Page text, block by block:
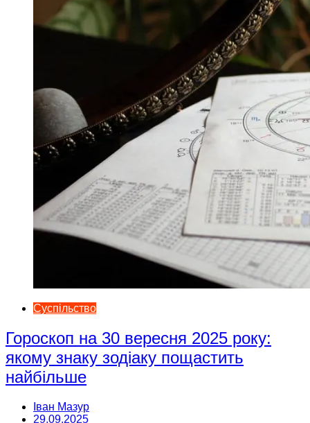
Суспільство
Гороскоп на 30 вересня 2025 року:
якому знаку зодіаку пощастить
найбільше
Іван Мазур
29.09.2025